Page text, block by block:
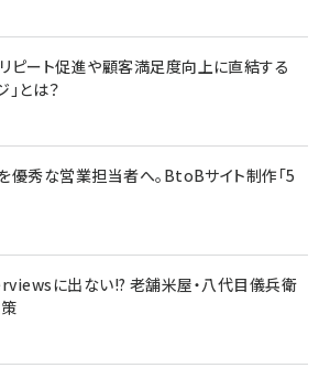
ピート促進や顧客満足度向上に直結する
とは？
優秀な営業担当者へ。BtoBサイト制作「5
に出ない!? 老舗米屋・八代目儀兵衛